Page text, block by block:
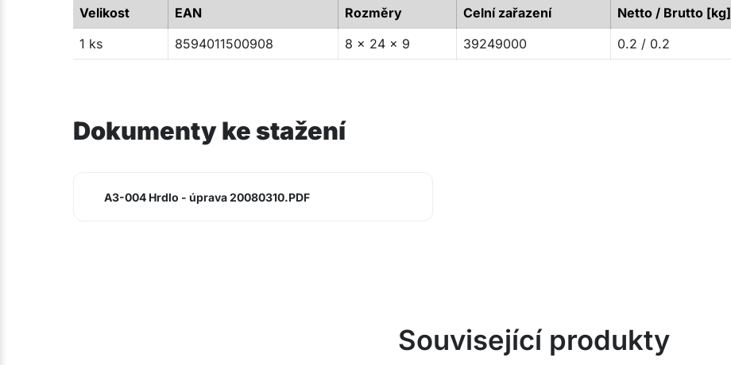
Velikost EAN Rozměry Celní zařazení
Netto / Brutto [kg]
1 ks
8594011500908 8 x 24 x 9 39249000 0.2 / 0.2
Dokumenty ke stažení
A3-004 Hrdlo - úprava 20080310.PDF
Související produkty